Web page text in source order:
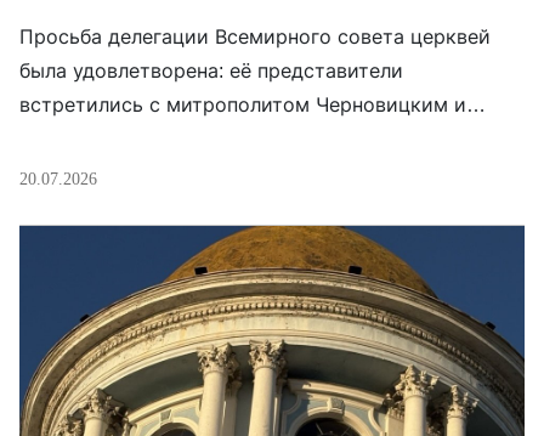
Просьба делегации Всемирного совета церквей
была удовлетворена: её представители
встретились с митрополитом Черновицким и
осудил российское вторжение и заявил, что УПЦ
патриархатом. Об этом пишет Orthodox Times со
ссылкой на источники, знакомые с содержанием
переговоров. «Они убили наших верующих и наших
священников. Большинство храмов, […]
20.07.2026